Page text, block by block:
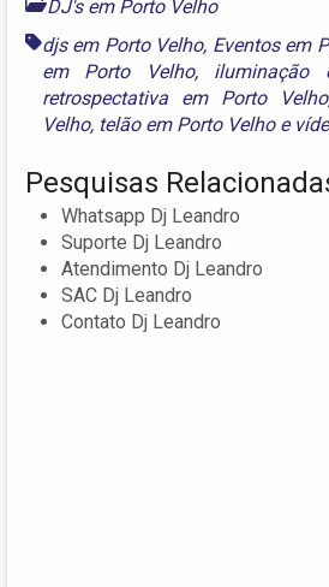
DJ's em Porto Velho
djs em Porto Velho, Eventos em
em Porto Velho, iluminação
retrospectativa em Porto Velho
Velho, telão em Porto Velhoe
Pesquisas
Whatsapp Dj Leandro
Suporte Dj Leandro
Atendimento Dj Leandro
SAC Dj Leandro
Contato Dj Leandro